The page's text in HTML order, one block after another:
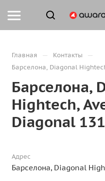
Главная — Контакты —
Барселона, Diagonal
Барселона,
Hightech,
Diagonal 131
Адрес
Барселона, Diagonal